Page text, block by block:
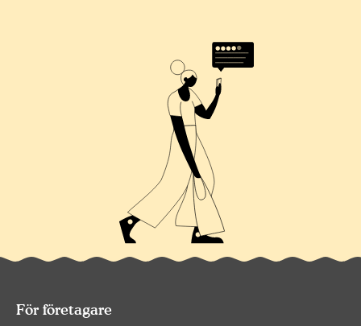
För företagare